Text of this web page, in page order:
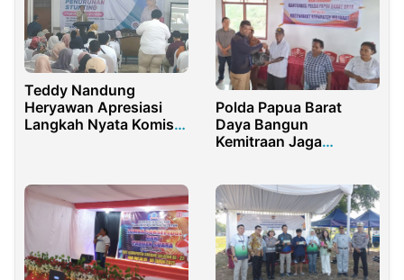
Teddy Nandung
Heryawan Apresiasi
Langkah Nyata Komisi
Polda Papua Barat
Daya Bangun
Kemitraan Jaga